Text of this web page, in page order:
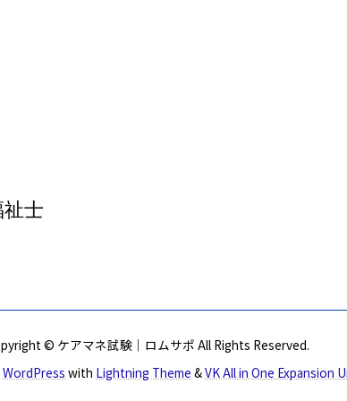
士
© ケアマネ試験｜ロムサポ All Rights Reserved.
WordPress with Lightning Theme &VK All in One Expansion